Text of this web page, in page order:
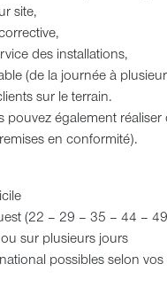
site,
des installations,
(de la journée à
sur le terrain.
pouvez également
en conformité).
(22 – 29 – 35 – 44 –
sur plusieurs jours
possibles selon vos